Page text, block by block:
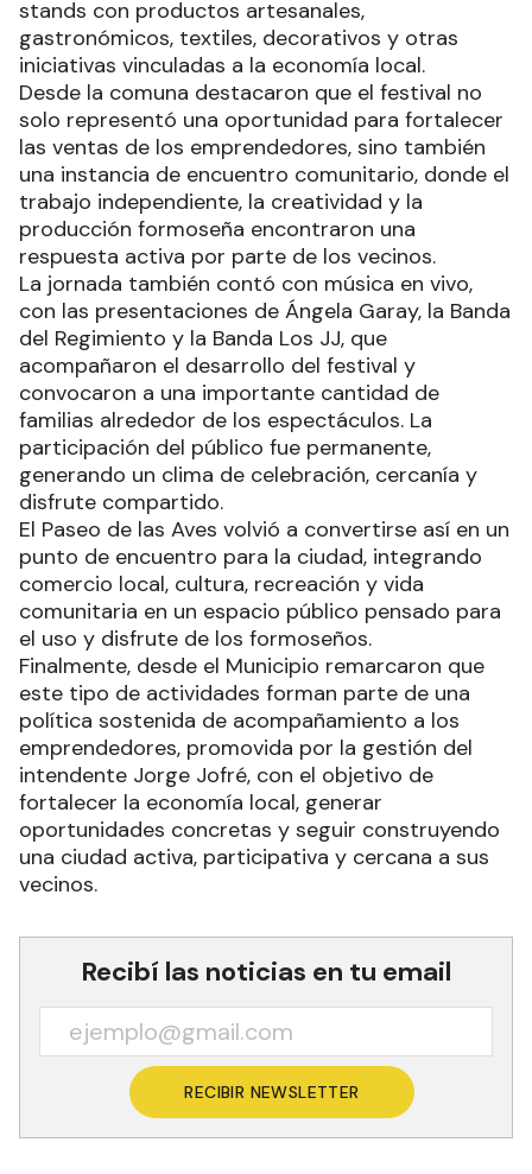
stands con productos artesanales,
gastronómicos, textiles, decorativos y otras
iniciativas vinculadas a la economía local.
Desde la comuna destacaron que el festival no
solo representó una oportunidad para fortalecer
las ventas de los emprendedores, sino también
una instancia de encuentro comunitario, donde el
trabajo independiente, la creatividad y la
producción formoseña encontraron una
respuesta activa por parte de los vecinos.
La jornada también contó con música en vivo,
con las presentaciones de Ángela Garay, la Banda
del Regimiento y la Banda Los JJ, que
acompañaron el desarrollo del festival y
convocaron a una importante cantidad de
familias alrededor de los espectáculos. La
participación del público fue permanente,
generando un clima de celebración, cercanía y
disfrute compartido.
El Paseo de las Aves volvió a convertirse así en un
punto de encuentro para la ciudad, integrando
comercio local, cultura, recreación y vida
comunitaria en un espacio público pensado para
el uso y disfrute de los formoseños.
Finalmente, desde el Municipio remarcaron que
este tipo de actividades forman parte de una
política sostenida de acompañamiento a los
emprendedores, promovida por la gestión del
intendente Jorge Jofré, con el objetivo de
fortalecer la economía local, generar
oportunidades concretas y seguir construyendo
una ciudad activa, participativa y cercana a sus
vecinos.
Recibí las noticias en tu email
RECIBIR NEWSLETTER